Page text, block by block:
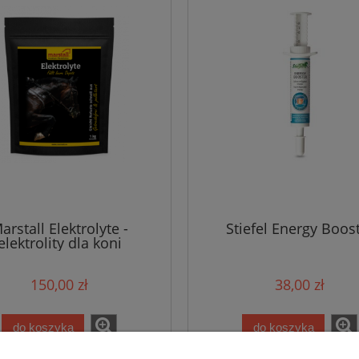
Elektrolyte -
dla koni
150,00 zł
do koszyka
Stiefel Energy
38,00 zł
do koszyka